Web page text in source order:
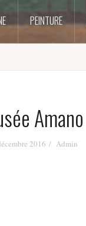
PEINTURE
Amano
2016 Admin